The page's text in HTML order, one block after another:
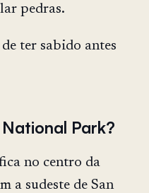
pedras.
ter sabido antes
Park?
no centro da
a sudeste de San